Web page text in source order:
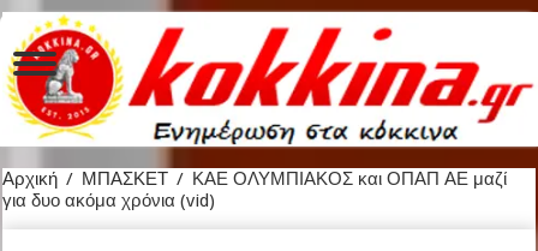
Αρχική / ΜΠΑΣΚΕΤ / ΚΑΕ ΟΛΥΜΠΙΑΚΟΣ και ΟΠΑΠ ΑΕ μαζί
για δυο ακόμα χρόνια (vid)